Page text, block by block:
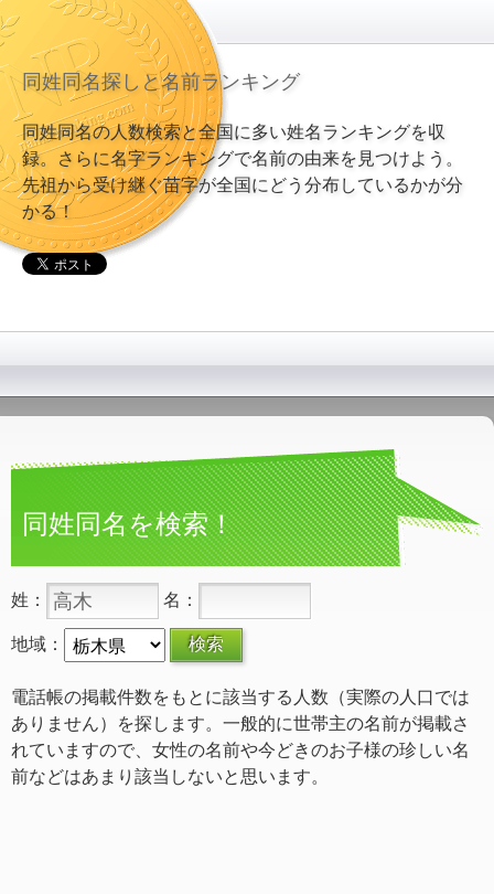
同姓同名探しと名前ランキング
同姓同名の人数検索と全国に多い姓名ランキングを収
録。さらに名字ランキングで名前の由来を見つけよう。
先祖から受け継ぐ苗字が全国にどう分布しているかが分
かる！
同姓同名を検索！
姓： 名：
地域：
電話帳の掲載件数をもとに該当する人数（実際の人口では
ありません）を探します。一般的に世帯主の名前が掲載さ
れていますので、女性の名前や今どきのお子様の珍しい名
前などはあまり該当しないと思います。